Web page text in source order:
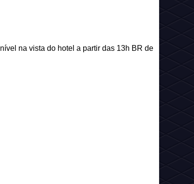
na vista do hotel a partir das 13h BR de